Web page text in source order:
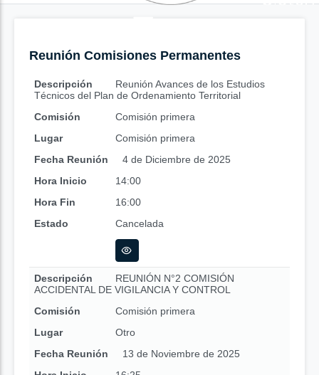
Reunión Comisiones Permanentes
Descripción
Reunión Avances de los Estudios
Técnicos del Plan de Ordenamiento Territorial
Comisión
Comisión primera
Lugar
Comisión primera
Fecha Reunión
4 de Diciembre de 2025
Hora Inicio
14:00
Hora Fin
16:00
Estado
Cancelada
Descripción
REUNIÓN N°2 COMISIÓN
ACCIDENTAL DE VIGILANCIA Y CONTROL
Comisión
Comisión primera
Lugar
Otro
Fecha Reunión
13 de Noviembre de 2025